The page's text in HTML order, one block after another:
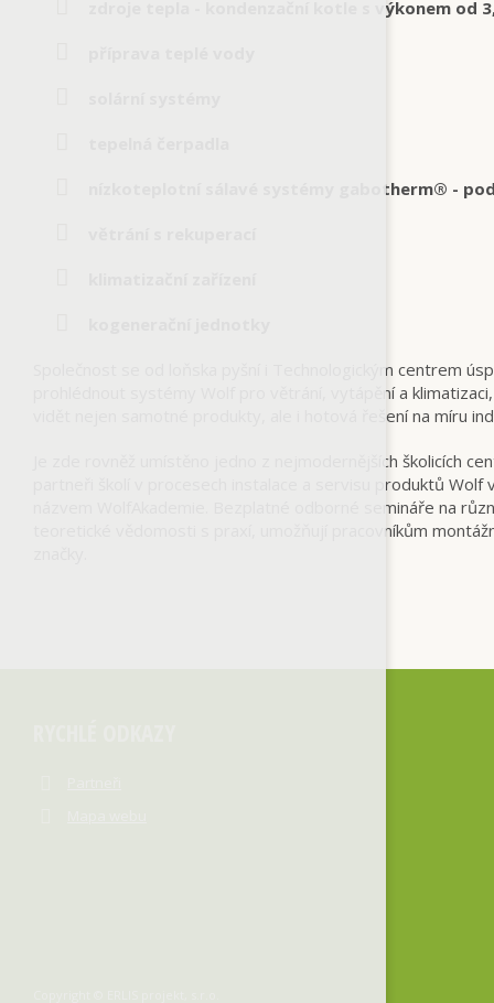
zdroje tepla - kondenzační kotle s výkonem od
nízkoteplotní sálavé systémy gabotherm® -
Společnost se od loňska pyšní i Technologickým centrem
prohlédnout systémy Wolf pro větrání, vytápění a
vidět nejen samotné produkty, ale i hotová řešení na míru
Je zde rovněž umístěno jedno z nejmodernějších školicích
partneři školí v procesech instalace a servisu produktů
názvem WolfAkademie. Bezplatné odborné semináře na
teoretické vědomosti s praxí, umožňují pracovníkům